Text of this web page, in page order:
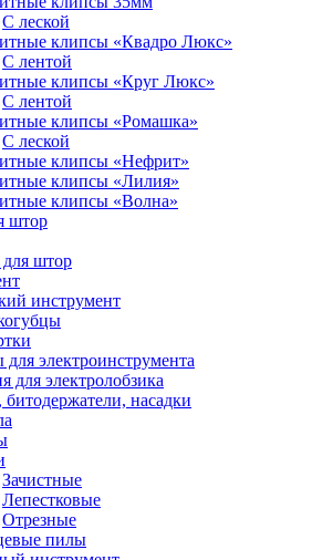
С леской
клипсы «Квадро Люкс»
С лентой
клипсы «Круг Люкс»
С лентой
клипсы «Ромашка»
С леской
клипсы «Нефрит»
клипсы «Лилия»
клипсы «Волна»
штор
штор
инструмент
для электроинструмента
для электролобзика
насадки
Зачистные
Лепестковые
Отрезные
пилы